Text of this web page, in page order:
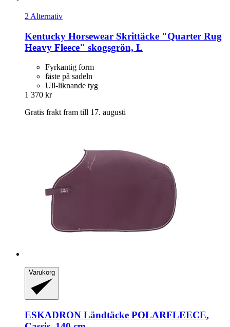
2 Alternativ
Kentucky Horsewear Skrittäcke "Quarter Rug
Heavy Fleece" skogsgrön, L
Fyrkantig form
fäste på sadeln
Ull-liknande tyg
1 370 kr
Gratis frakt fram till 17. augusti
Varukorg
ESKADRON Ländtäcke POLARFLEECE,